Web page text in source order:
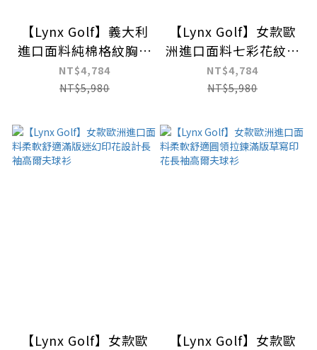
【Lynx Golf】義大利
進口面料純棉格紋胸前
刺繡胸袋款長袖POLO
衫
NT$4,784
NT$5,980
【Lynx Golf】女款歐
洲進口面料七彩花紋下
擺開杈設計長袖高爾夫
球衫
NT$4,784
NT$5,980
【Lynx Golf】女款歐
【Lynx Golf】女款歐